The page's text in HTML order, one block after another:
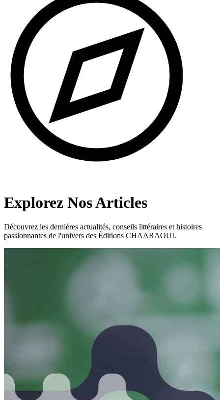
Explorez Nos Articles
Découvrez les dernières actualités, conseils littéraires et histoires
passionnantes de l'univers des Éditions CHAARAOUI.